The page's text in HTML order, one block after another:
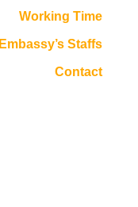
Working Time
Embassy’s Staffs
Contact